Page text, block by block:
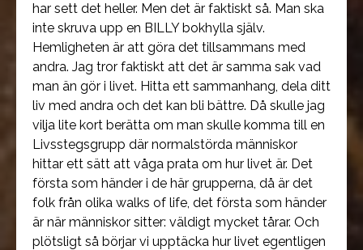
har sett det heller. Men det är faktiskt så. Man ska
inte skruva upp en BILLY bokhylla själv.
Hemligheten är att göra det tillsammans med
andra. Jag tror faktiskt att det är samma sak vad
man än gör i livet. Hitta ett sammanhang, dela ditt
liv med andra och det kan bli bättre. Då skulle jag
vilja lite kort berätta om man skulle komma till en
Livsstegsgrupp där normalstörda människor
hittar ett sätt att våga prata om hur livet är. Det
första som händer i de här grupperna, då är det
folk från olika walks of life, det första som händer
är när människor sitter: väldigt mycket tårar. Och
plötsligt så börjar vi upptäcka hur livet egentligen